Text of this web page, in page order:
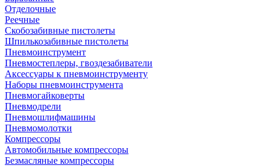
Отделочные
Реечные
Скобозабивные пистолеты
Шпилькозабивные пистолеты
Пневмоинструмент
Пневмостеплеры, гвоздезабиватели
Аксессуары к пневмоинструменту
Наборы пневмоинструмента
Пневмогайковерты
Пневмодрели
Пневмошлифмашины
Пневмомолотки
Компрессоры
Автомобильные компрессоры
Безмасляные компрессоры